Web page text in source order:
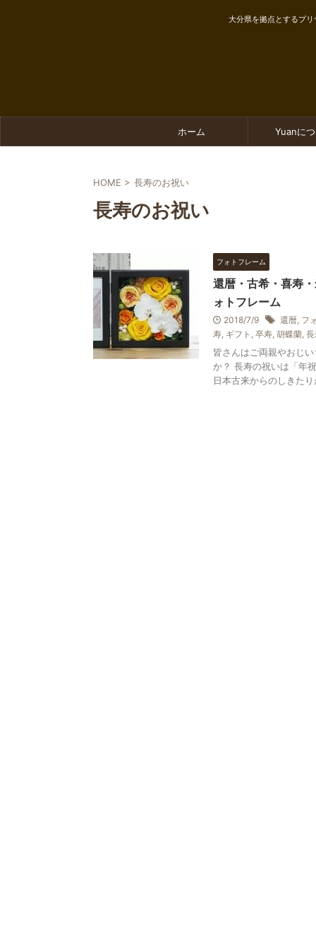
大分県を拠点とするプ
ホーム Yuanに
HOME > 長寿のお祝い
長寿のお祝い
フォトフレーム
還暦・古希・喜寿
ォトフレーム
2018/7/9 還暦 フ
寿 ギフト 卒寿 胡蝶蘭
皆さんはご両親やおじ
か？ 長寿の祝いは「年
日本古来からのしきた